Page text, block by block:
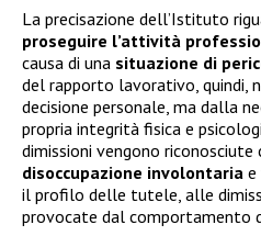
La precisazione dell’Istituto
proseguire l’attività
causa di una situazione di
del rapporto lavorativo, quindi,
decisione personale, ma dalla
propria integrità fisica e
dimissioni vengono riconosciute
disoccupazione involontaria e
il profilo delle tutele, alle
provocate dal comportamento